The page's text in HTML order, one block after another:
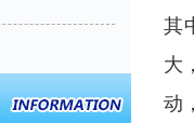
其
大
动